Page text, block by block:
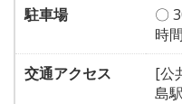
駐車場
〇
時
交通アクセス
[公
島